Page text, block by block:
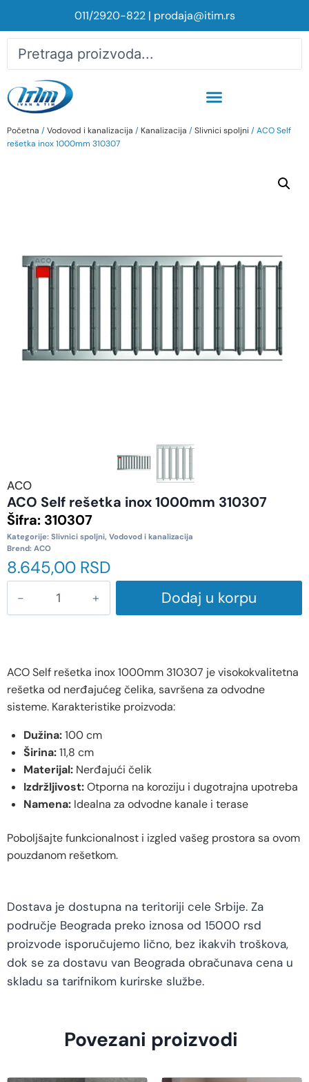
011/2920-822| prodaja@itim.rs
Početna /Vodovod i kanalizacija / Kanalizacija /Slivnici spoljni / ACO Self
rešetka inox 1000mm 310307
ACO
ACO Self rešetka inox 1000mm 310307
Šifra: 310307
Kategorije: Slivnici spoljni, Vodovod i kanalizacija
Brend: ACO
8.645,00 RSD
Dodaj u korpu
ACO Self rešetka inox 1000mm 310307 je visokokvalitetna
rešetka od nerđajućeg čelika, savršena za odvodne
sisteme. Karakteristike proizvoda:
Dužina:100 cm
Širina:11,8 cm
Materijal: Nerđajući čelik
Izdržljivost:Otporna na koroziju i dugotrajna upotreba
Namena: Idealna za odvodne kanale i terase
Poboljšajte funkcionalnost i izgled vašeg prostora sa ovom
pouzdanom rešetkom.
Dostava je dostupna na teritoriji cele Srbije. Za
područje Beograda preko iznosa od 15000 rsd
proizvode isporučujemo lično, bez ikakvih troškova,
dok se za dostavu van Beograda obračunava cena u
skladu sa tarifnikom kurirske službe.
Povezani proizvodi